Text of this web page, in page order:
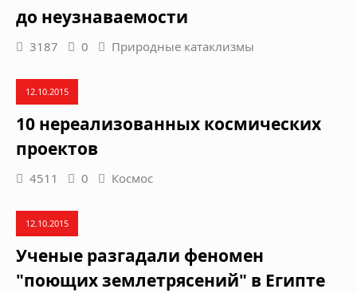
до неузнаваемости
3187 0 Природные катаклизмы
12.10.2015
10 нереализованных космических
проектов
4511 0 Космос
12.10.2015
Ученые разгадали феномен
"поющих землетрясений" в Египте